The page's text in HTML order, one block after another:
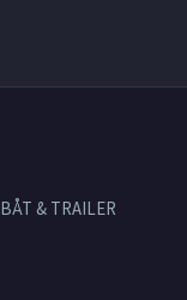
BÅT & TRAILER